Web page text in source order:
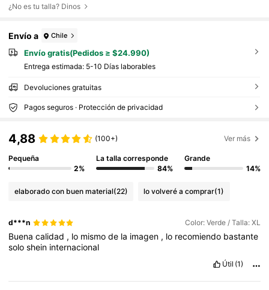
¿No es tu talla? Dinos
Envío a Chile
Envío gratis(Pedidos ≥ $24.990)
Entrega estimada: 5-10 Días laborables
Devoluciones gratuitas
Pagos seguros · Protección de privacidad
4,88 (100+) Ver más
Pequeña
2%
La talla corresponde
84%
Grande
14%
elaborado con buen material(22) lo volveré a comprar(1)
d***n Color: Verde / Talla: XL
Buenacalidad , lo mismode la imagen , lo recomiendo bastante
soloshein internacional
Útil (1)